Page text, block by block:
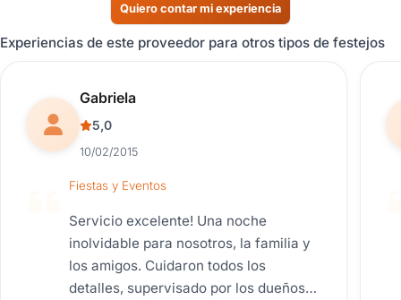
Quiero contar mi experiencia
Experiencias de este proveedor para otros tipos de festejos
Reseña de usuario.
Gabriela
5,0
10/02/2015
Fiestas y Eventos
Servicio excelente! Una noche
inolvidable para nosotros, la familia y
los amigos. Cuidaron todos los
detalles, supervisado por los dueños